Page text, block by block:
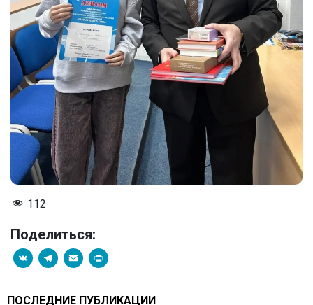
112
Поделиться:
VK Telegram
Email
ПОСЛЕДНИЕ ПУБЛИКАЦИИ